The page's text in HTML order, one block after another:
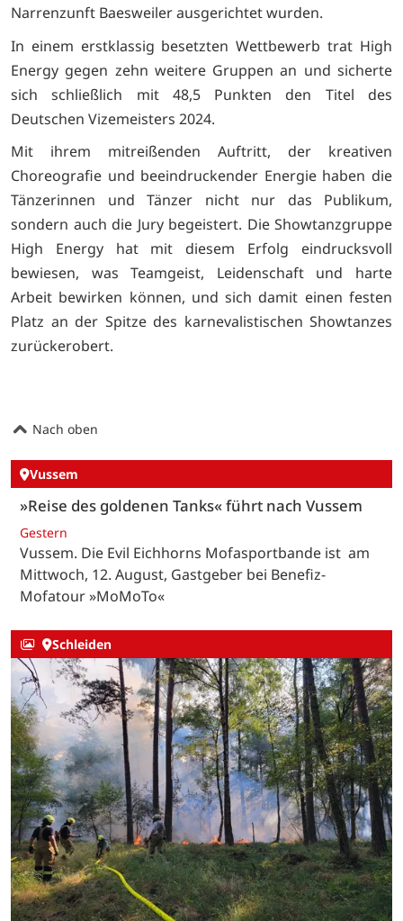
Narrenzunft Baesweiler ausgerichtet wurden.
In einem erstklassig besetzten Wettbewerb trat High
Energy gegen zehn weitere Gruppen an und sicherte
sich schließlich mit 48,5 Punkten den Titel des
Deutschen Vizemeisters 2024.
Mit ihrem mitreißenden Auftritt, der kreativen
Choreografie und beeindruckender Energie haben die
Tänzerinnen und Tänzer nicht nur das Publikum,
sondern auch die Jury begeistert. Die Showtanzgruppe
High Energy hat mit diesem Erfolg eindrucksvoll
bewiesen, was Teamgeist, Leidenschaft und harte
Arbeit bewirken können, und sich damit einen festen
Platz an der Spitze des karnevalistischen Showtanzes
zurückerobert.
Nach oben
Vussem
»Reise des goldenen Tanks« führt nach Vussem
Gestern
Vussem. Die Evil Eichhorns Mofasportbande ist am
Mittwoch, 12. August, Gastgeber bei Benefiz-
Mofatour »MoMoTo«
Schleiden